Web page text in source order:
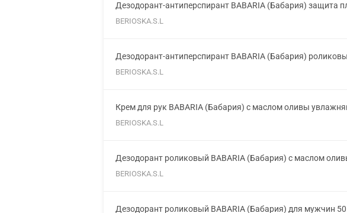
Дезодорант-антиперспирант BABARIA (Бабария) защита
BERIOSKA.S.L
Дезодорант-антиперспирант BABARIA (Бабария)
BERIOSKA.S.L
Крем для рук BABARIA (Бабария) с маслом оливы
BERIOSKA.S.L
Дезодорант роликовый BABARIA (Бабария) с маслом
BERIOSKA.S.L
Дезодорант роликовый BABARIA (Бабария) для мужчин